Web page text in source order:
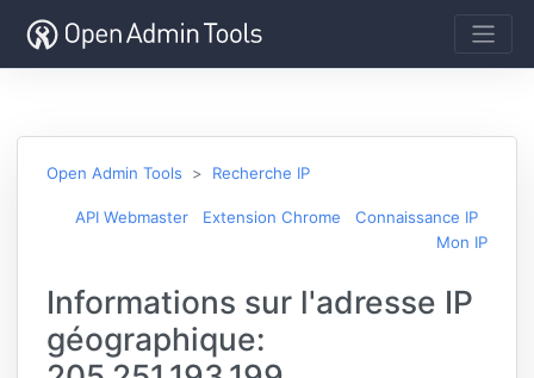
Open Admin Tools Recherche IP
API Webmaster Extension Chrome
Connaissance IP
Mon IP
Informations sur l'adresse IP
géographique: